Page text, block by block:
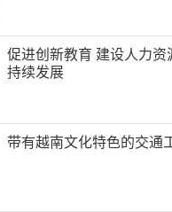
促进创新教育 建设人力资
持续发展
带有越南文化特色的交通